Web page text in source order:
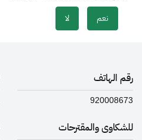
نعم لا
رقم الهاتف
920008673
للشكاوى والمقترحات